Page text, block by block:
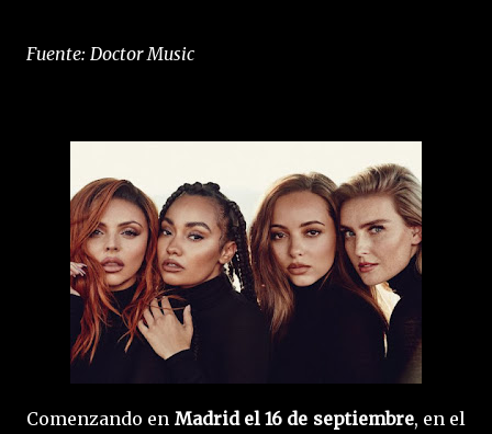
Fuente: Doctor Music
Comenzando en Madrid el 16 de septiembre, en el